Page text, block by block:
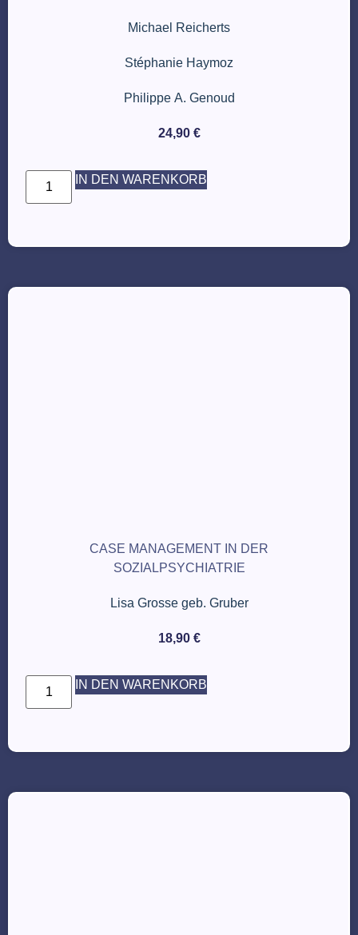
Michael Reicherts
Stéphanie Haymoz
Philippe A. Genoud
24,90 €
IN DEN WARENKORB
CASE MANAGEMENT IN DER
SOZIALPSYCHIATRIE
Lisa Grosse geb. Gruber
18,90 €
IN DEN WARENKORB